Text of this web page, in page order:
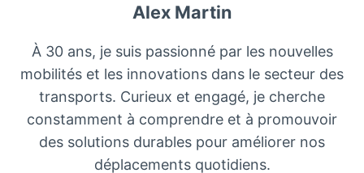
Alex Martin
À 30 ans, je suis passionné par les nouvelles
mobilités et les innovations dans le secteur des
transports. Curieux et engagé, je cherche
constamment à comprendre et à promouvoir
des solutions durables pour améliorer nos
déplacements quotidiens.